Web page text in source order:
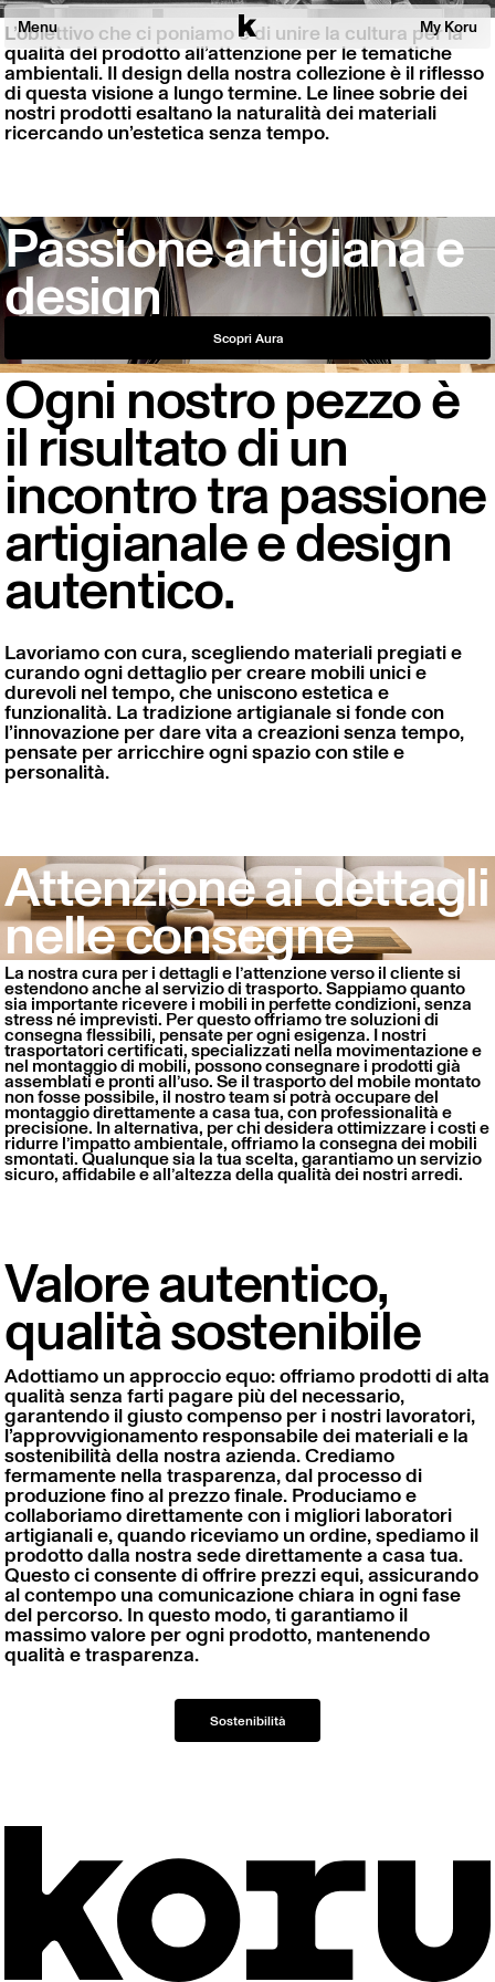
Menu My Koru
Collezioni
Prodotti
Chi siamo
Wishlist
Cerca
L’obiettivo che ci poniamo è di unire la cultura per la
qualità del prodotto all’attenzione per le tematiche
ambientali. Il design della nostra collezione è il riflesso
di questa visione a lungo termine. Le linee sobrie dei
nostri prodotti esaltano la naturalità dei materiali
ricercando un’estetica senza tempo.
Passione artigiana e
design
Scopri Aura
Ogni nostro pezzo è
il risultato di un
incontro tra passione
artigianale e design
autentico.
Lavoriamo con cura, scegliendo materiali pregiati e
curando ogni dettaglio per creare mobili unici e
durevoli nel tempo, che uniscono estetica e
funzionalità. La tradizione artigianale si fonde con
l’innovazione per dare vita a creazioni senza tempo,
pensate per arricchire ogni spazio con stile e
personalità.
Attenzione ai dettagli
nelle consegne
La nostra cura per i dettagli e l’attenzione verso il cliente si
estendono anche al servizio di trasporto. Sappiamo quanto
sia importante ricevere i mobili in perfette condizioni, senza
stress né imprevisti. Per questo offriamo tre soluzioni di
consegna flessibili, pensate per ogni esigenza. I nostri
trasportatori certificati, specializzati nella movimentazione e
nel montaggio di mobili, possono consegnare i prodotti già
assemblati e pronti all’uso. Se il trasporto del mobile montato
non fosse possibile, il nostro team si potrà occupare del
montaggio direttamente a casa tua, con professionalità e
precisione. In alternativa, per chi desidera ottimizzare i costi e
ridurre l’impatto ambientale, offriamo la consegna dei mobili
smontati. Qualunque sia la tua scelta, garantiamo un servizio
sicuro, affidabile e all’altezza della qualità dei nostri arredi.
Valore autentico,
qualità sostenibile
Adottiamo un approccio equo: offriamo prodotti di alta
qualità senza farti pagare più del necessario,
garantendo il giusto compenso per i nostri lavoratori,
l’approvvigionamento responsabile dei materiali e la
sostenibilità della nostra azienda. Crediamo
fermamente nella trasparenza, dal processo di
produzione fino al prezzo finale. Produciamo e
collaboriamo direttamente con i migliori laboratori
artigianali e, quando riceviamo un ordine, spediamo il
prodotto dalla nostra sede direttamente a casa tua.
Questo ci consente di offrire prezzi equi, assicurando
al contempo una comunicazione chiara in ogni fase
del percorso. In questo modo, ti garantiamo il
massimo valore per ogni prodotto, mantenendo
qualità e trasparenza.
Sostenibilità